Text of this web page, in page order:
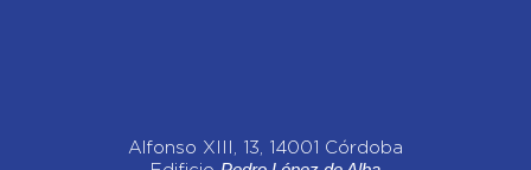
Alfonso XIII, 13, 14001 Córdoba